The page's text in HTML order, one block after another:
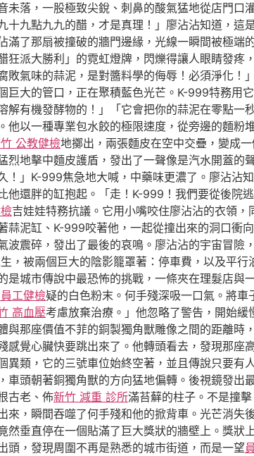
落，一股極致尖銳、刺鼻的酸氣猛地從店門口
九點九九的醋，才是真理！」廖沾沾知道，這
了那扇被撞破的牆門邊緣，光線一瞬間被極端
派大勝利」的霓虹燈牌，閃爍得讓人眼睛發疼
氣味的蒜泥，是對醬料學的侮辱！必須淨化
巨大的管口，正在聚積藍色光芒。K-999特務用
有機發酵物的！」「它會把你的蒜泥在零點
以一種專業包水餃的極限速度，從旁邊的麵粉
公教健檢地擲出，兩張麵皮在空中交疊，變成
烈地擊中麵皮護盾，發出了一聲像是汽水開蓋
！」K-999焦急地大喊，中藥味更濃了。廖沾沾
還胖的缸抱起。「走！K-999！我們要從後院
吉娃娃特務抗議。它用小嘴咬住廖沾沾的衣領
泥缸、K-999咬著他，一起從撞出來的洞口衝
震碎，發出了最後的哀鳴。廖沾沾的宇宙冒
，被兩個巨大的陰影籠罩著：停車費，以及平
是城市傳說中最恐怖的挑戰，一條夾在理髮店
工健檢疑的白色粉末。何手殘深吸一口氣。將車
高血壓考慮放棄治療。」他忽略了警告，開始
與那座價值不菲的銅製獨角獸雕像之間的距離
覺心臟快要跳出來了。他轉頭看去，發現那
類，它的三號車位始終空著，並且傳說只要
頭朝著銅獨角獸的方向猛地偏轉。後視鏡發出
古老、佈新竹 減重 診所滿苔蘚的柱子。不是撞
，瞬間吞噬了何手殘和他的掀背車。光芒消失
然垂直停在一個貼滿了巨大獎狀的牆壁上。獎
頭，發現周圍不再是熟悉的城市街道，而是一望